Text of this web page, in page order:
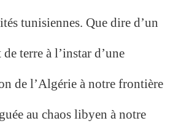
tunisiennes. Que dire d’un
terre à l’instar d’une
de l’Algérie à notre frontière
au chaos libyen à notre